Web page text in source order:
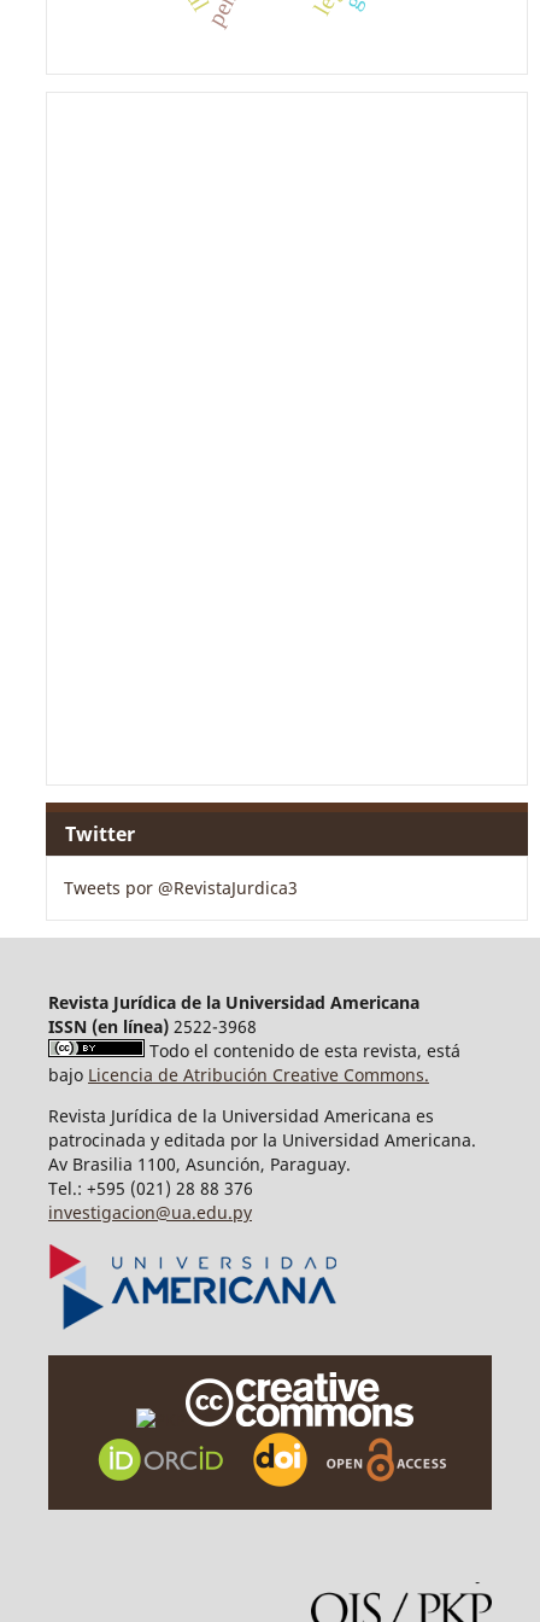
Twitter
Tweets por @RevistaJurdica3
Revista Jurídica de la Universidad Americana
ISSN (en línea)2522-3968
Todo el contenido de esta revista, está
bajo Licencia de Atribución Creative Commons.
Revista Jurídica de la Universidad Americana es
patrocinada y editada por la Universidad Americana.
Av Brasilia 1100, Asunción, Paraguay.
Tel.: +595 (021) 28 88 376
investigacion@ua.edu.py